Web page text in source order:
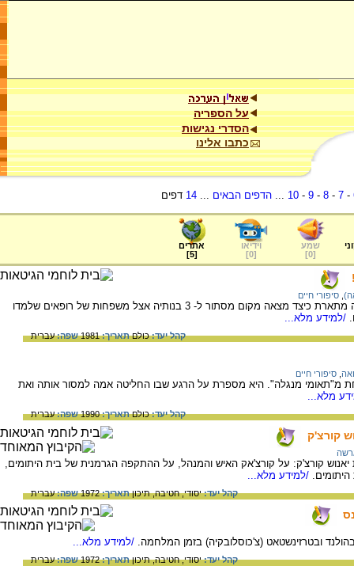
על הספריה
הסדרי נגישות
כתבו אלינו
-
7
-
8
-
9
-
10
...הדפים הבאים ...
14 דפים
שמע
[
0
]
וידיאו
[
0
]
אתרים
[
5
]
סיפורי חיים
ד"ר פרומה גורביץ' מגטו ויליאמפולה שבקובנה מתארת כיצד מצאה מקום מסתור ל- 3 בנותיה אצל משפחות של רופאים שלמדו
/למידע מלא...
קהל יעד:כולםתאריך:1981 שפה:עברית
סיפורי חיים
מ"תאומי מנגלה". היא מספרת על הרגע שבו החליטה אמה למסור אותה ואת
מלא...
קהל יעד:כולםתאריך:1990 שפה:עברית
קורצ'ק
יאנוש קורצ'ק: על קורצ'אק האיש והמנהל, על ההתקפה הגרמנית של בית היתומים,
/למידע מלא...
קהל יעד:יסודי,חטיבה,תיכוןתאריך:1972 שפה:עברית
ובטרזינשטאט (צ'כוסלובקיה) בזמן המלחמה. /למידע מלא...
קהל יעד:יסודי,חטיבה,תיכוןתאריך:1972 שפה:עברית